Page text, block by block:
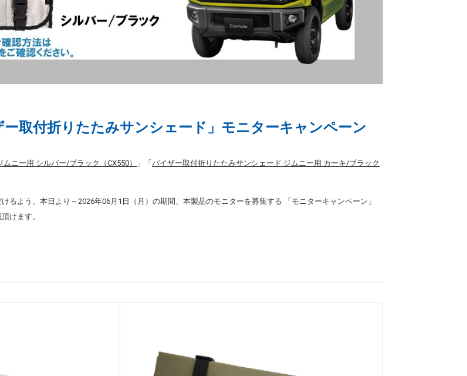
ー取付折りたたみサンシェード」モニターキャンペーン
ニー用 シルバー/ブラック（CX550） 」「バイザー取付折りたたみサンシェード ジムニー用 カーキ/ブラック
るよう、本日より～2026年06月1日（月）の期間、本製品のモニターを募集する 「モニターキャンペーン」
けます。